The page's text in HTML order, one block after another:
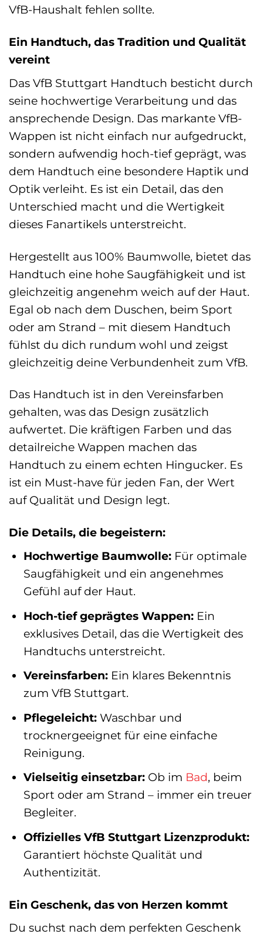
VfB-Haushalt fehlen sollte.
Ein Handtuch, das Tradition und Qualität
vereint
Das VfB Stuttgart Handtuch besticht durch
seine hochwertige Verarbeitung und das
ansprechende Design. Das markante VfB-
Wappen ist nicht einfach nur aufgedruckt,
sondern aufwendig hoch-tief geprägt, was
dem Handtuch eine besondere Haptik und
Optik verleiht. Es ist ein Detail, das den
Unterschied macht und die Wertigkeit
dieses Fanartikels unterstreicht.
Hergestellt aus 100% Baumwolle, bietet das
Handtuch eine hohe Saugfähigkeit und ist
gleichzeitig angenehm weich auf der Haut.
Egal ob nach dem Duschen, beim Sport
oder am Strand – mit diesem Handtuch
fühlst du dich rundum wohl und zeigst
gleichzeitig deine Verbundenheit zum VfB.
Das Handtuch ist in den Vereinsfarben
gehalten, was das Design zusätzlich
aufwertet. Die kräftigen Farben und das
detailreiche Wappen machen das
Handtuch zu einem echten Hingucker. Es
ist ein Must-have für jeden Fan, der Wert
auf Qualität und Design legt.
Die Details, die begeistern:
Hochwertige Baumwolle:Für optimale
Saugfähigkeit und ein angenehmes
Gefühl auf der Haut.
Hoch-tief geprägtes Wappen:Ein
exklusives Detail, das die Wertigkeit des
Handtuchs unterstreicht.
Vereinsfarben:Ein klares Bekenntnis
zum VfB Stuttgart.
Pflegeleicht:Waschbar und
trocknergeeignet für eine einfache
Reinigung.
Vielseitig einsetzbar:Ob im Bad, beim
Sport oder am Strand – immer ein treuer
Begleiter.
Offizielles VfB Stuttgart Lizenzprodukt:
Garantiert höchste Qualität und
Authentizität.
Ein Geschenk, das von Herzen kommt
Du suchst nach dem perfekten Geschenk